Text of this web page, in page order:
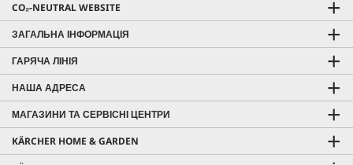
CO₂-NEUTRAL WEBSITE
ЗАГАЛЬНА ІНФОРМАЦІЯ
ГАРЯЧА ЛІНІЯ
НАША АДРЕСА
МАГАЗИНИ ТА СЕРВІСНІ ЦЕНТРИ
KÄRCHER HOME & GARDEN